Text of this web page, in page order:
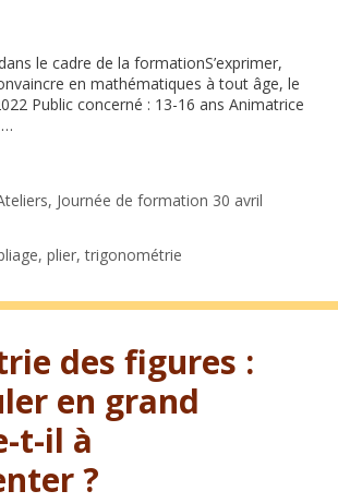
le cadre de la formationS’exprimer,
en mathématiques à tout âge, le
Public concerné : 13-16 ans Animatrice
…
, Journée de formation 30 avril
,plier,trigonométrie
des figures :
en grand
t-il à
?